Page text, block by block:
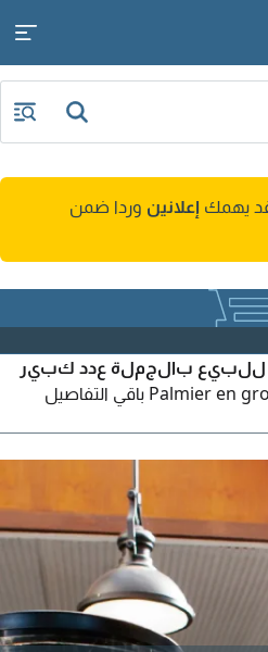
يهمك إعلانين وردا ضمن
للبيع بالجملة عدد كبير
ثمن يحدد على العدد والطول Palmier en gros باقي التفاصيل